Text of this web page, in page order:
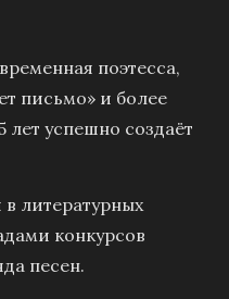
поэтесса,
письмо» и более
лет успешно создаёт
в литературных
конкурсов
песен.